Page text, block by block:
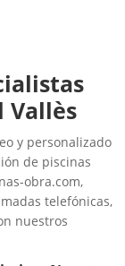
Vallès
y personalizado
de piscinas
obra.com,
telefónicas,
nuestros